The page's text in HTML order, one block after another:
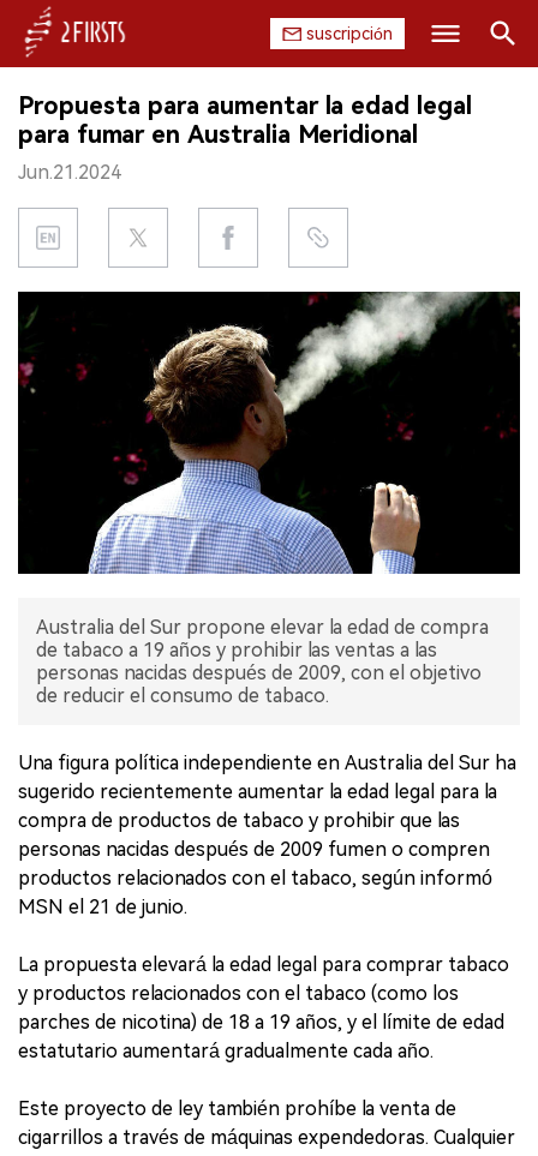
suscripción
INICIO
EMPRESA
PRODUCTO
REGULACIÓN
DATOS
EXPOSICIÓN
ENTREVISTA
Buscar
Propuesta para aumentar la edad legal
para fumar en Australia Meridional
Jun.21.2024
Australia del Sur propone elevar la edad de compra
de tabaco a 19 años y prohibir las ventas a las
personas nacidas después de 2009, con el objetivo
de reducir el consumo de tabaco.
Una figura política independiente en Australia del Sur ha
sugerido recientemente aumentar la edad legal para la
compra de productos de tabaco y prohibir que las
personas nacidas después de 2009 fumen o compren
productos relacionados con el tabaco, según informó
MSN el 21 de junio.
La propuesta elevará la edad legal para comprar tabaco
y productos relacionados con el tabaco (como los
parches de nicotina) de 18 a 19 años, y el límite de edad
estatutario aumentará gradualmente cada año.
Este proyecto de ley también prohíbe la venta de
cigarrillos a través de máquinas expendedoras. Cualquier